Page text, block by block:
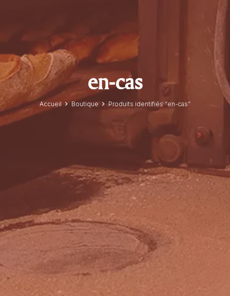
en-cas
Accueil Boutique Produits identifiés “en-cas”